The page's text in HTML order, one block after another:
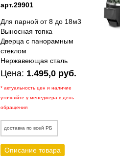
арт.29901
Для парной от 8 до 18м3
Выносная топка
Дверца с панорамным
стеклом
Нержавеющая сталь
Цена: 1.495,0 руб.
* актуальность цен и наличие
уточняйте у менеджера в день
обращения
доставка по всей РБ
Описание товара